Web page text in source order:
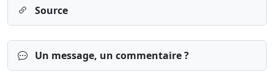
Source
Un message, un commentaire ?